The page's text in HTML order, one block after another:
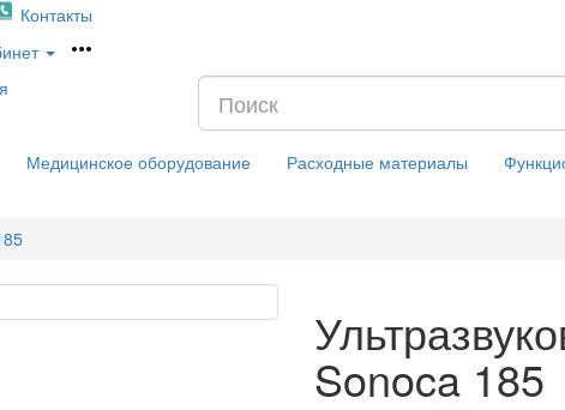
Контакты
Медицинское оборудование Расходные материалы
Sonoca 185